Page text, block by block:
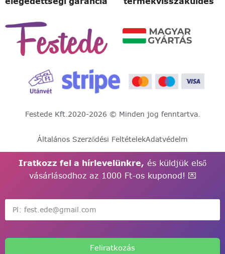
Festede Kft.2020-2026 © Minden jog fenntartva.
Általános Szerződési FeltételekAdatvédelm
Iratkozz fel a hírlevelünkre, és küldjük első
vásárlásodhoz az 1000 Ft-os kuponod! 💌
Feliratkozás